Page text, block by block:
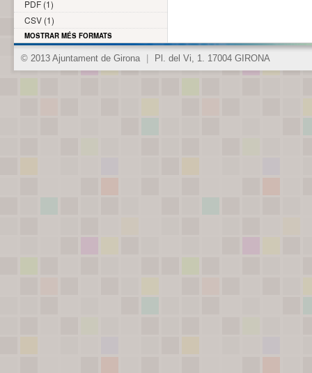
PDF (1)
CSV (1)
MOSTRAR MÉS FORMATS
© 2013 Ajuntament de Girona Pl. del Vi, 1. 17004 GIRONA